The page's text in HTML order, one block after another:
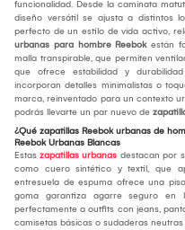
funcionalidad. Desde la caminata
diseño versátil se ajusta a distintos
perfecto de un estilo de vida activo,
urbanas para hombre Reebok están
malla transpirable, que permiten
que ofrece estabilidad y
incorporan detalles minimalistas o
marca, reinventado para un contexto
podrás llevarte un par nuevo de
¿Qué zapatillas Reebok urbanas de
Reebok Urbanas Blancas
Estas zapatillas urbanas destacan por
como cuero sintético y textil, que
entresuela de espuma ofrece una
goma garantiza agarre seguro en
perfectamente a outfits con jeans,
camisetas básicas o sudaderas